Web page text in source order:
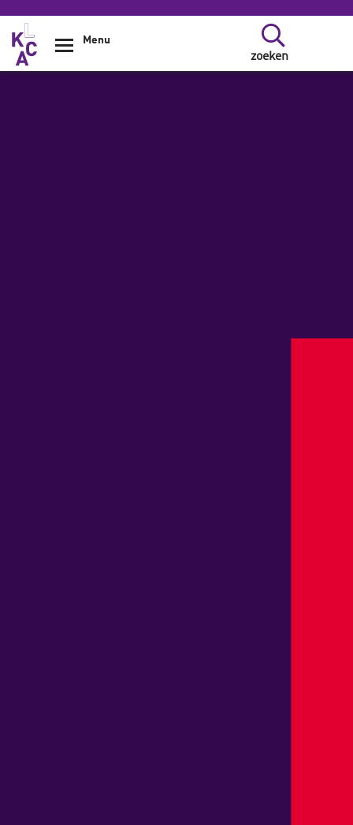
Overslaan en naar de inhoud gaan
zoeken
Menu